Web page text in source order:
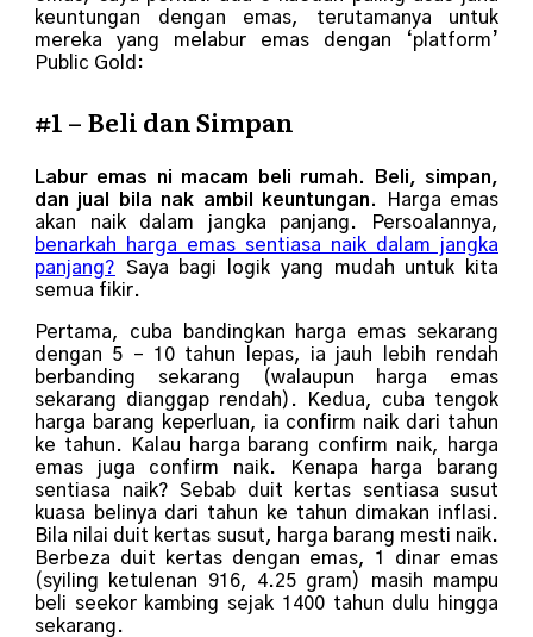
keuntungan dengan emas, terutamanya untuk
mereka yang melabur emas dengan ‘platform’
Public Gold:
#1 – Beli dan Simpan
Labur emas ni macam beli rumah. Beli, simpan,
dan jual bila nak ambil keuntungan.
Harga emas
akan naik dalam jangka panjang. Persoalannya,
benarkah harga emas sentiasa naik dalam jangka
panjang? Saya bagi logik yang mudah untuk kita
semua fikir.
Pertama, cuba bandingkan harga emas sekarang
dengan 5 – 10 tahun lepas, ia jauh lebih rendah
berbanding sekarang (walaupun harga emas
sekarang dianggap rendah). Kedua, cuba tengok
harga barang keperluan, ia confirm naik dari tahun
ke tahun. Kalau harga barang confirm naik, harga
emas juga confirm naik. Kenapa harga barang
sentiasa naik? Sebab duit kertas sentiasa susut
kuasa belinya dari tahun ke tahun dimakan inflasi.
Bila nilai duit kertas susut, harga barang mesti naik.
Berbeza duit kertas dengan emas, 1 dinar emas
(syiling ketulenan 916, 4.25 gram) masih mampu
beli seekor kambing sejak 1400 tahun dulu hingga
sekarang.